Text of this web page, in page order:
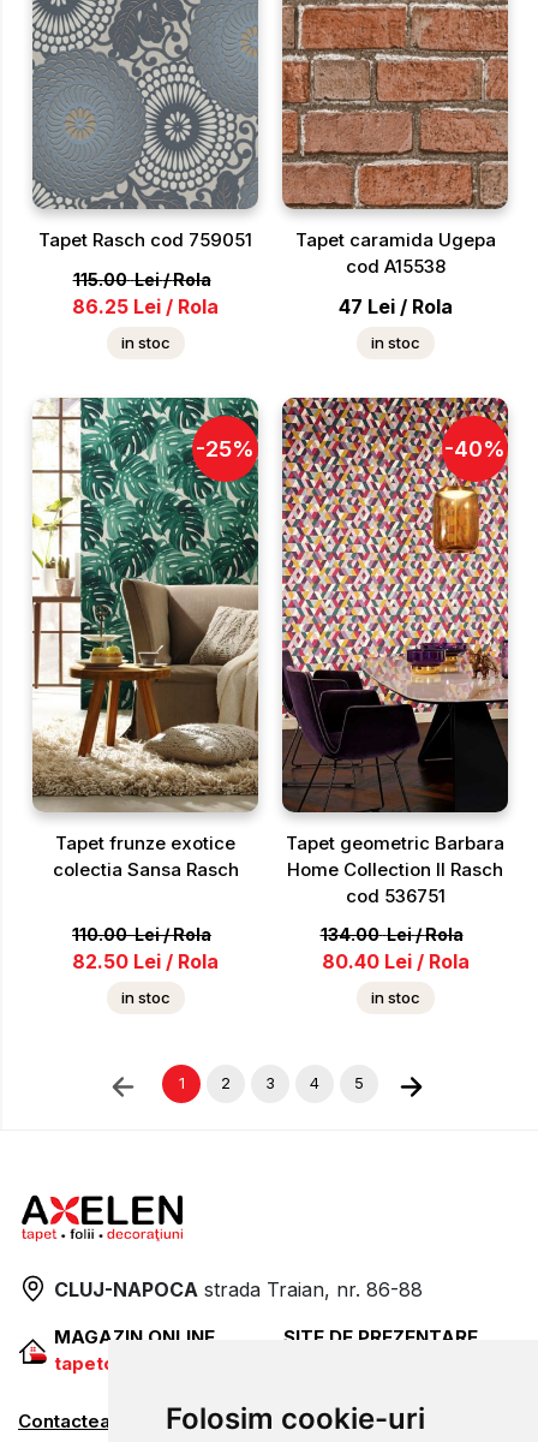
Folosim cookie-uri
Tapet Rasch cod 759051
115.00 Lei/Rola
86.25 Lei / Rola
in stoc
Tapet caramida Ugepa
cod A15538
47 Lei / Rola
in stoc
-25%
Tapet frunze exotice
colectia Sansa Rasch
110.00 Lei/Rola
82.50 Lei / Rola
in stoc
-40%
Tapet geometric Barbara
Home Collection II Rasch
cod 536751
134.00 Lei/Rola
80.40 Lei / Rola
in stoc
1 2 3 4 5
CLUJ-NAPOCA strada Traian, nr. 86-88
MAGAZIN ONLINE
tapetcugarantie.ro
SITE DE PREZENTARE
Contactează-ne